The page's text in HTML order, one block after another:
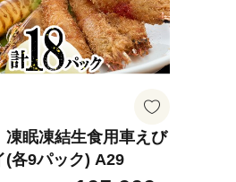
凍眠凍結生食用車えび
(各9パック) A29